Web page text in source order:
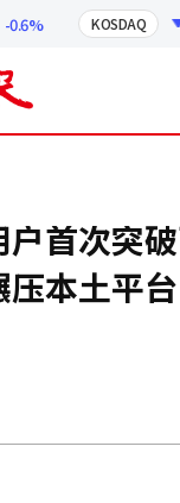
-0.6% KOSDAQ
首次突
本土平台